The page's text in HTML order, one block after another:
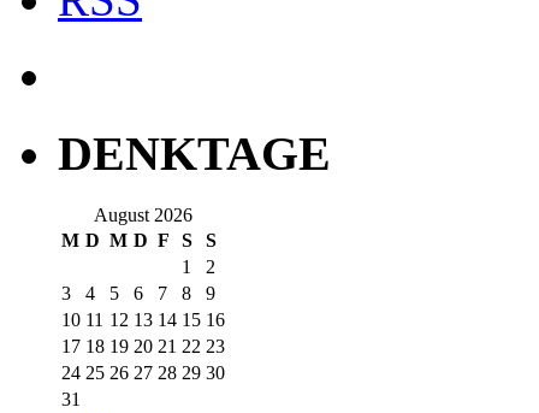
DENKTAGE
August 2026
M D M D F S S
1
2
3
4 5 6 7 8
9
10 11 12 13 14 15 16
17 18 19 20 21 22 23
24 25 26 27 28 29 30
31